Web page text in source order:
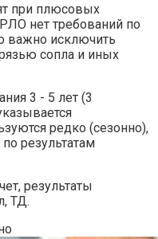
при плюсовых
нет требований по
важно исключить
сопла и иных
3 - 5 лет (3
редко (сезонно),
результатам
результаты
ТД.